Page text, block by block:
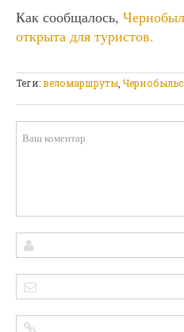
Как сообщалось,
открыта для туристов.
Теги:веломаршруты ,